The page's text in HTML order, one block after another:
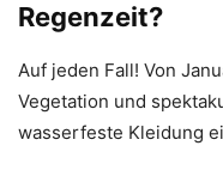
Regenzeit?
Auf jeden Fall! Von
Vegetation und
wasserfeste Kleidung